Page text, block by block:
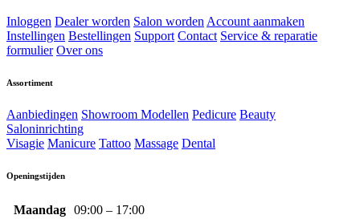
Inloggen Dealer worden Salon worden Account aanmaken
Instellingen Bestellingen Support Contact Service & reparatie
formulier Over ons
Assortiment
Aanbiedingen Showroom Modellen Pedicure Beauty
Saloninrichting
Visagie Manicure Tattoo Massage Dental
Openingstijden
Maandag 09:00 – 17:00